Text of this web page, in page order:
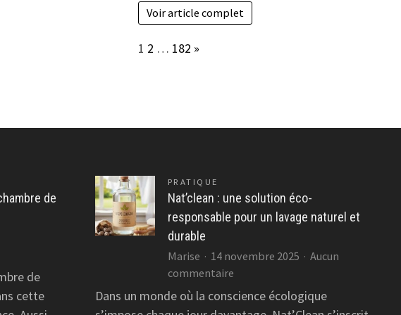
Voir article complet
Page:
1 2 … 182 Next
»
de
de
cette
PRATIQUE
Nat’clean : une solution éco-
responsable pour un lavage naturel et
durable
Marise 14 novembre 2025
Aucun
commentairesur
Nat’clean
Dans un monde où la conscience écologique